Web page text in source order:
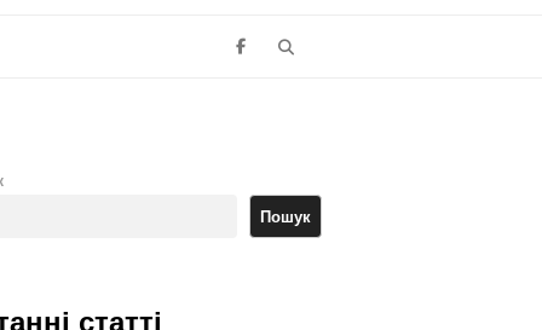
Пошук
статті